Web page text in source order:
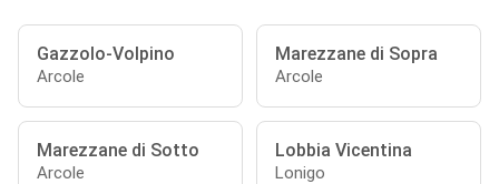
Gazzolo-Volpino
Arcole
Marezzane di Sopra
Arcole
Marezzane di Sotto
Arcole
Lobbia Vicentina
Lonigo